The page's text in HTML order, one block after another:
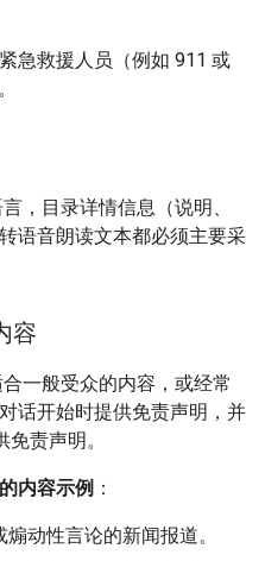
急救援人员（例如 911 或
，目录详情信息（说明、
语音朗读文本都必须主要采
容
一般受众的内容，或经常
话开始时提供免责声明，并
责声明。
内容示例 ：
动性言论的新闻报道。